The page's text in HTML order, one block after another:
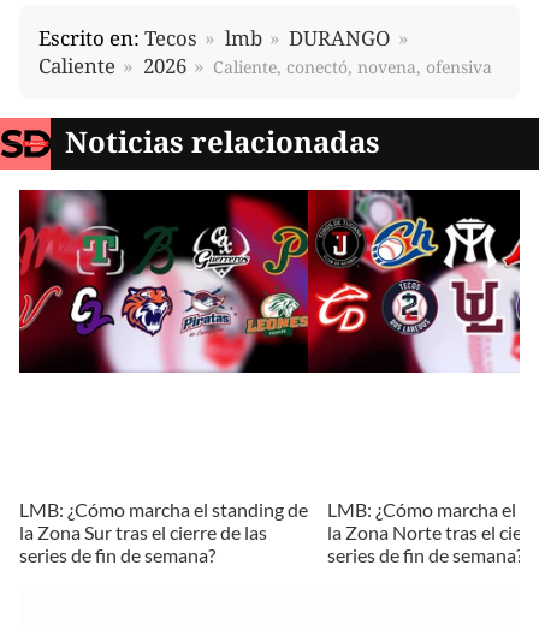
Escrito en: Tecos lmb
DURANGO
Caliente
2026 Caliente, conectó, novena, ofensiva
Noticias relacionadas
LMB: ¿Cómo marcha el standing de
la Zona Sur tras el cierre de las
series de fin de semana?
LMB: ¿Cómo marcha el
la Zona Norte tras el
series de fin de semana?